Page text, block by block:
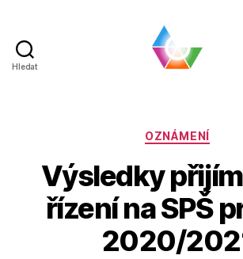
Hledat
a
VOŠ
Chomutov
Rubriky
OZNÁMENÍ
Výsledky
řízení na SPŠ
2020/